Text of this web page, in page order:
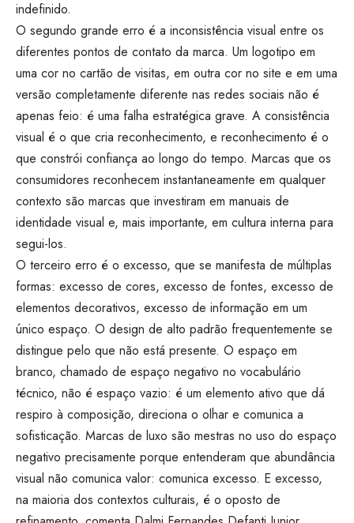
indefinido.
O segundo grande erro é a inconsistência visual entre os
diferentes pontos de contato da marca. Um logotipo em
uma cor no cartão de visitas, em outra cor no site e em uma
versão completamente diferente nas redes sociais não é
apenas feio: é uma falha estratégica grave. A consistência
visual é o que cria reconhecimento, e reconhecimento é o
que constrói confiança ao longo do tempo. Marcas que os
consumidores reconhecem instantaneamente em qualquer
contexto são marcas que investiram em manuais de
identidade visual e, mais importante, em cultura interna para
segui-los.
O terceiro erro é o excesso, que se manifesta de múltiplas
formas: excesso de cores, excesso de fontes, excesso de
elementos decorativos, excesso de informação em um
único espaço. O design de alto padrão frequentemente se
distingue pelo que não está presente. O espaço em
branco, chamado de espaço negativo no vocabulário
técnico, não é espaço vazio: é um elemento ativo que dá
respiro à composição, direciona o olhar e comunica a
sofisticação. Marcas de luxo são mestras no uso do espaço
negativo precisamente porque entenderam que abundância
visual não comunica valor: comunica excesso. E excesso,
na maioria dos contextos culturais, é o oposto de